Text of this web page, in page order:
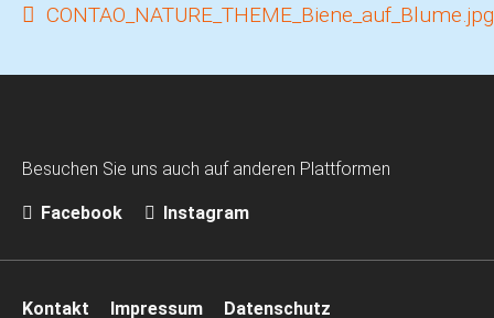
CONTAO_NATURE_THEME_Biene_auf_Blume.jpg
Besuchen Sie uns auch auf anderen Plattformen
Facebook Instagram
überspringen
Kontakt Impressum Datenschutz